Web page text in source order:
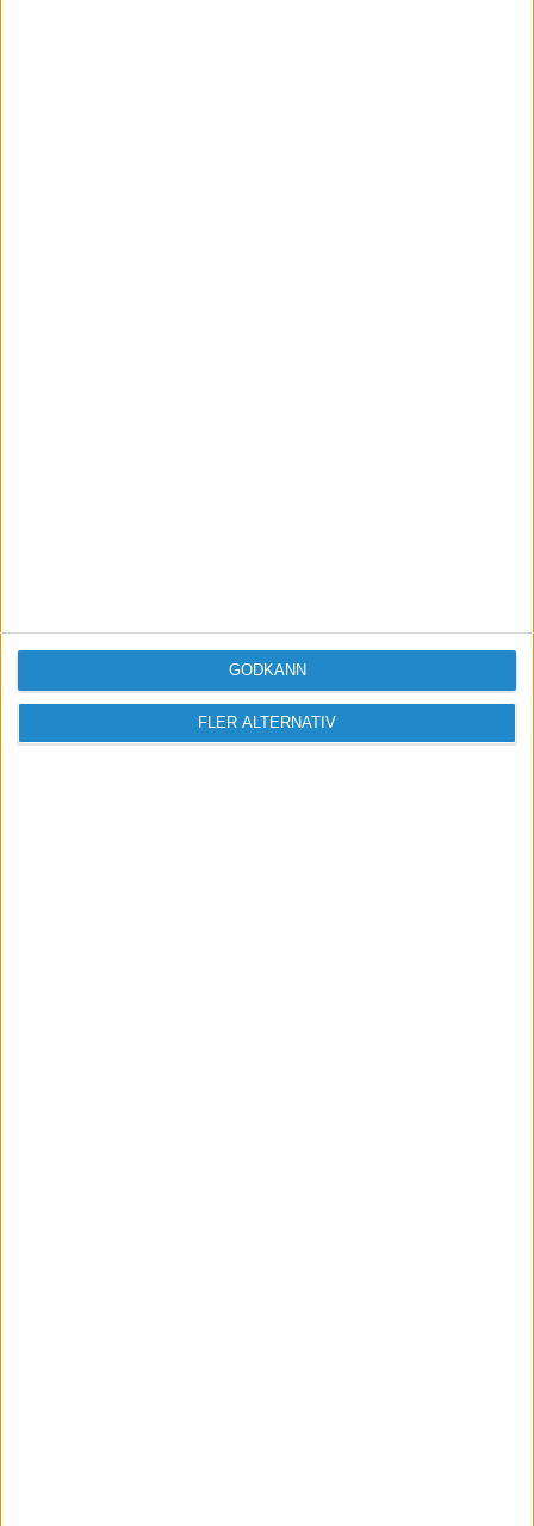
FLER ALTERNATIV
GODKÄNN
inlägg och delta i diskussioner.
Logga in / Registrera